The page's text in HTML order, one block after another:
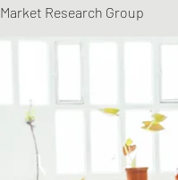
Market Research Group